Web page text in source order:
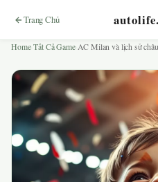
Trang Chủ
Home›Tất Cả Game›AC Milan và lịch sử